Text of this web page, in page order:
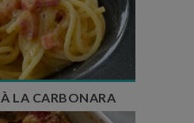
: 15 min
cuisson : 10 min
de couverts : 4
LA CARBONARA